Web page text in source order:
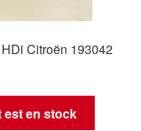
Citroën 193042
est en stock